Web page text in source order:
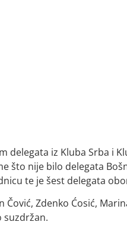
delegata iz Kluba Srba i
što nije bilo delegata
te je šest delegata
Zdenko Ćosić,
suzdržan.